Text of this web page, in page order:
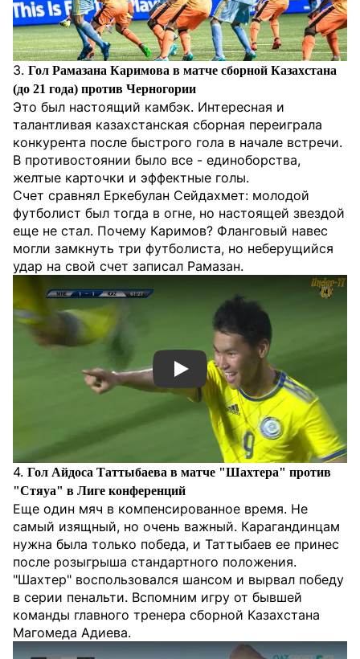
3. Гол Рамазана Каримова в матче сборной Казахстана
(до 21 года) против Черногории
Это был настоящий камбэк. Интересная и
талантливая казахстанская сборная переиграла
конкурента после быстрого гола в начале встречи.
В противостоянии было все - единоборства,
желтые карточки и эффектные голы.
Счет сравнял Еркебулан Сейдахмет: молодой
футболист был тогда в огне, но настоящей звездой
еще не стал. Почему Каримов? Фланговый навес
могли замкнуть три футболиста, но неберущийся
удар на свой счет записал Рамазан.
Смотреть видео YouTube
4. Гол Айдоса Таттыбаева в матче "Шахтера" против
"Стяуа" в Лиге конференций
Еще один мяч в компенсированное время. Не
самый изящный, но очень важный. Карагандинцам
нужна была только победа, и Таттыбаев ее принес
после розыгрыша стандартного положения.
"Шахтер" воспользовался шансом и вырвал победу
в серии пенальти. Вспомним игру от бывшей
команды главного тренера сборной Казахстана
Магомеда Адиева.